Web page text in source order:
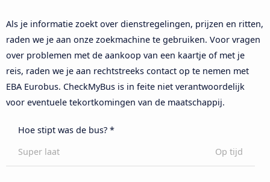
Als je informatie zoekt over dienstregelingen, prijzen en ritten,
raden we je aan onze zoekmachine te gebruiken. Voor vragen
over problemen met de aankoop van een kaartje of met je
reis, raden we je aan rechtstreeks contact op te nemen met
EBA Eurobus. CheckMyBus is in feite niet verantwoordelijk
voor eventuele tekortkomingen van de maatschappij.
Hoe stipt was de bus? *
Super laat
Op tijd